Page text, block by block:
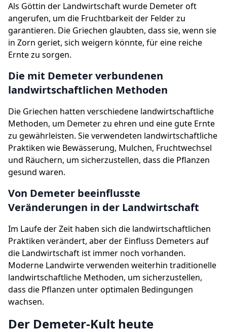
Als Göttin der Landwirtschaft wurde Demeter oft
angerufen, um die Fruchtbarkeit der Felder zu
garantieren. Die Griechen glaubten, dass sie, wenn sie
in Zorn geriet, sich weigern könnte, für eine reiche
Ernte zu sorgen.
Die mit Demeter verbundenen
landwirtschaftlichen Methoden
Die Griechen hatten verschiedene landwirtschaftliche
Methoden, um Demeter zu ehren und eine gute Ernte
zu gewährleisten. Sie verwendeten landwirtschaftliche
Praktiken wie Bewässerung, Mulchen, Fruchtwechsel
und Räuchern, um sicherzustellen, dass die Pflanzen
gesund waren.
Von Demeter beeinflusste
Veränderungen in der Landwirtschaft
Im Laufe der Zeit haben sich die landwirtschaftlichen
Praktiken verändert, aber der Einfluss Demeters auf
die Landwirtschaft ist immer noch vorhanden.
Moderne Landwirte verwenden weiterhin traditionelle
landwirtschaftliche Methoden, um sicherzustellen,
dass die Pflanzen unter optimalen Bedingungen
wachsen.
Der Demeter-Kult heute